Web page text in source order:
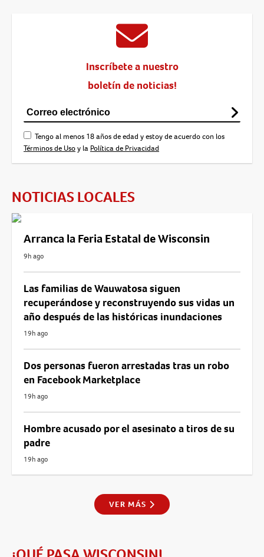
Inscríbete a nuestro
boletín de noticias!
Tengo al menos 18 años de edad y estoy de acuerdo con los
Términos de Usoy la Política de Privacidad
NOTICIAS LOCALES
Arranca la Feria Estatal de Wisconsin
9h ago
Las familias de Wauwatosa siguen
recuperándose y reconstruyendo sus vidas un
año después de las históricas inundaciones
19h ago
Dos personas fueron arrestadas tras un robo
en Facebook Marketplace
19h ago
Hombre acusado por el asesinato a tiros de su
padre
19h ago
VER MÁS